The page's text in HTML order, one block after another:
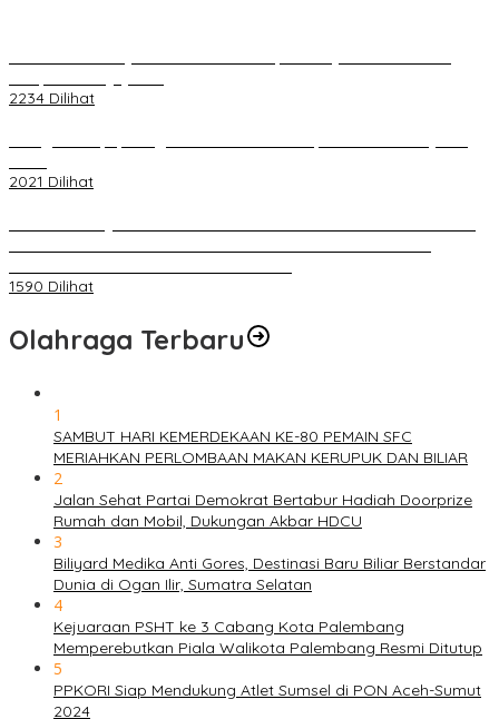
2234 Dilihat
2021 Dilihat
1590 Dilihat
Olahraga Terbaru
1
SAMBUT HARI KEMERDEKAAN KE-80 PEMAIN SFC
MERIAHKAN PERLOMBAAN MAKAN KERUPUK DAN BILIAR
2
Jalan Sehat Partai Demokrat Bertabur Hadiah Doorprize
Rumah dan Mobil, Dukungan Akbar HDCU
3
Biliyard Medika Anti Gores, Destinasi Baru Biliar Berstandar
Dunia di Ogan Ilir, Sumatra Selatan
4
Kejuaraan PSHT ke 3 Cabang Kota Palembang
Memperebutkan Piala Walikota Palembang Resmi Ditutup
5
PPKORI Siap Mendukung Atlet Sumsel di PON Aceh-Sumut
2024